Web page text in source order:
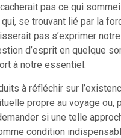
pas ce qui
se trouvant lié par la
pas s’exprimer
d’esprit en quelque
à notre essentiel.
à réfléchir sur
propre au voyage ou,
si une telle
condition